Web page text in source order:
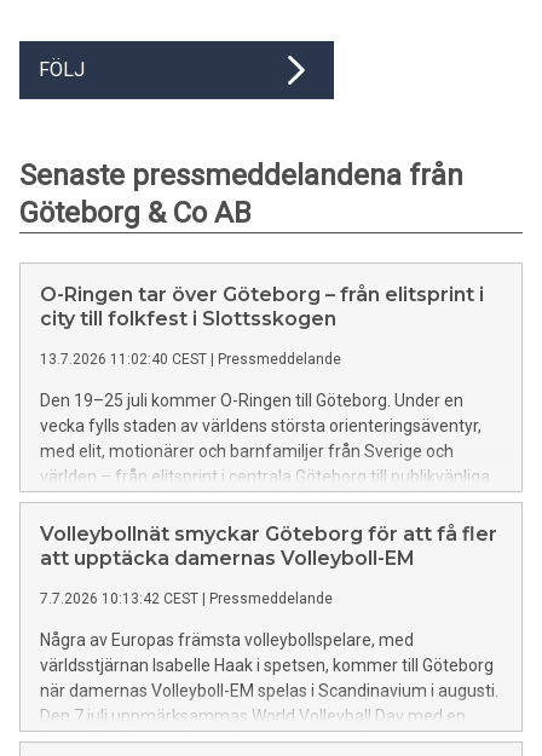
FÖLJ
Senaste pressmeddelandena från
Göteborg & Co AB
O-Ringen tar över Göteborg – från elitsprint i
city till folkfest i Slottsskogen
13.7.2026 11:02:40 CEST Pressmeddelande
Den 19–25 juli kommer O-Ringen till Göteborg. Under en
vecka fylls staden av världens största orienteringsäventyr,
med elit, motionärer och barnfamiljer från Sverige och
världen – från elitsprint i centrala Göteborg till publikvänliga
aktiviteter i Slottsskogen och en tillfällig O-Ringenstad på
Stora Holm.
Volleybollnät smyckar Göteborg för att få fler
att upptäcka damernas Volleyboll-EM
7.7.2026 10:13:42 CEST Pressmeddelande
Några av Europas främsta volleybollspelare, med
världsstjärnan Isabelle Haak i spetsen, kommer till Göteborg
när damernas Volleyboll-EM spelas i Scandinavium i augusti.
Den 7 juli uppmärksammas World Volleyball Day med en
publik aktivitet i Nordstan och runt om i city sätts